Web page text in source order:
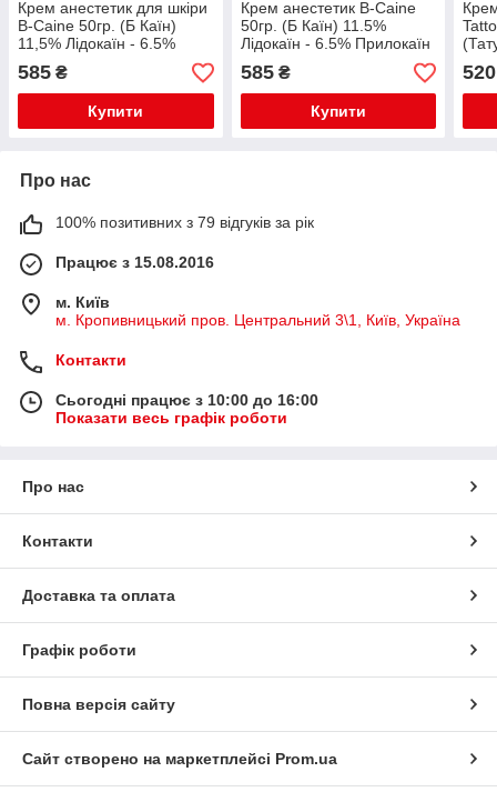
Крем анестетик для шкіри
B-Caine 50гр. (Б Каїн)
11,5% Лідокаїн - 6.5%
Прилокаїн - 5% оптом
(Відео)
585 ₴
Купити
Крем анестетик B-Caine
50гр. (Б Каїн) 11.5%
Лідокаїн - 6.5% Прилокаїн
- 5% (Відео)
585₴
Купити
520
Про нас
100% позитивних з 79 відгуків за рік
Працює з 15.08.2016
м. Київ
м. Кропивницький пров. Центральний 3\1, Київ, Україна
Контакти
Сьогодні працює з 10:00 до 16:00
Показати весь графік роботи
Про нас
Контакти
Доставка та оплата
Графік роботи
Повна версія сайту
Сайт створено на маркетплейсі Prom.ua